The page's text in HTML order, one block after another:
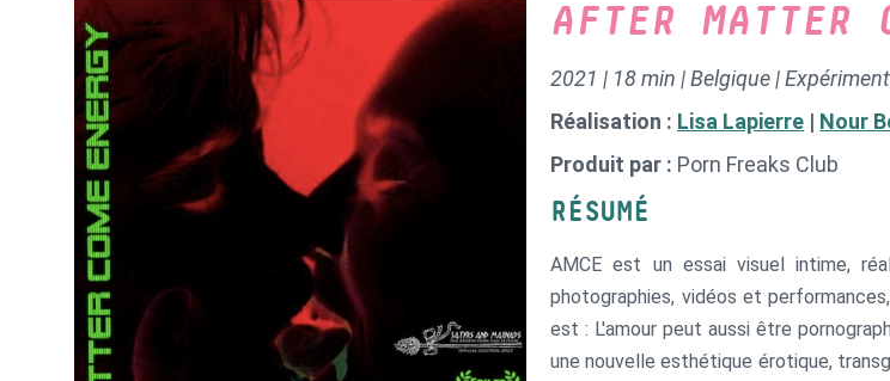
AFTER MATTER
2021 | 18 min | Belgique |
Réalisation : Lisa Lapierre | Nour
Produit par : Porn Freaks Club
RÉSUMÉ
AMCE est un essai visuel intime,
photographies, vidéos et
est : L'amour peut aussi être
une nouvelle esthétique érotique,